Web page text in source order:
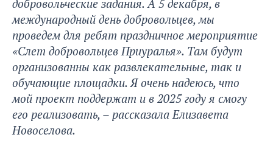
добровольческие задания. А 5 декабря, в
международный день добровольцев, мы
проведем для ребят праздничное мероприятие
«Слет добровольцев Приуралья». Там будут
организованны как развлекательные, так и
обучающие площадки. Я очень надеюсь, что
мой проект поддержат и в 2025 году я смогу
его реализовать, – рассказала Елизавета
Новоселова.